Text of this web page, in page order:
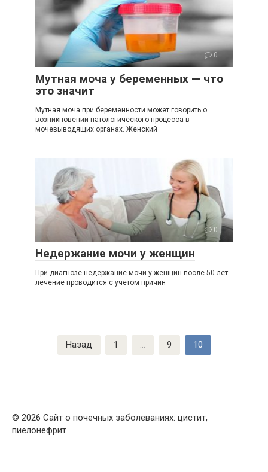
0
Мутная моча у беременных — что
это значит
Мутная моча при беременности может говорить о
возникновении патологического процесса в
мочевыводящих органах. Женский
0
Недержание мочи у женщин
При диагнозе недержание мочи у женщин после 50 лет
лечение проводится с учетом причин
Назад 1 9 10
© 2026 Сайт о почечных заболеваниях: цистит,
пиелонефрит